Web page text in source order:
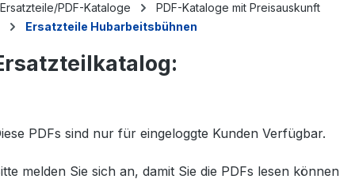
Ersatzteile/PDF-Kataloge
PDF-Kataloge mit Preisauskunft
Ersatzteile Hubarbeitsbühnen
PDFs sind nur für eingeloggte Kunden Verfügbar.
melden Sie sich an, damit Sie die PDFs lesen können